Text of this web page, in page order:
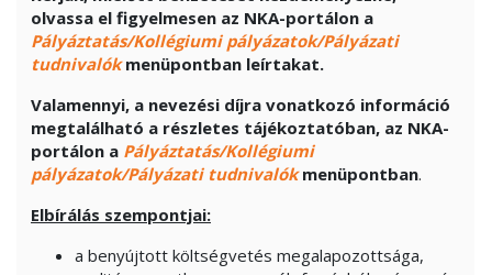
olvassa el figyelmesen az NKA-portálon a
Pályáztatás/Kollégiumi pályázatok/Pályázati
tudnivalók menüpontban leírtakat.
Valamennyi, a nevezési díjra vonatkozó információ
megtalálható a részletes tájékoztatóban, az NKA-
portálon a Pályáztatás/Kollégiumi
pályázatok/Pályázati tudnivalók menüpontban.
Elbírálás szempontjai:
a benyújtott költségvetés megalapozottsága,